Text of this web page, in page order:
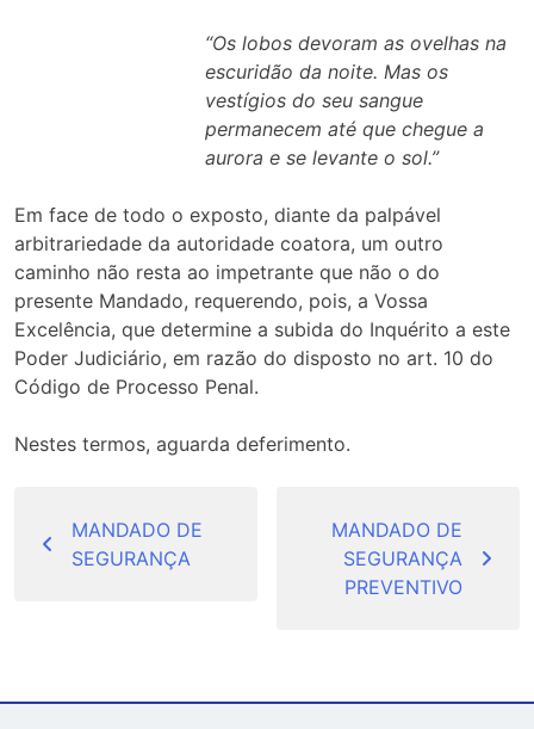
“Os lobos devoram as ovelhas na
escuridão da noite. Mas os
vestígios do seu sangue
permanecem até que chegue a
aurora e se levante o sol.”
Em face de todo o exposto, diante da palpável
arbitrariedade da autoridade coatora, um outro
caminho não resta ao impetrante que não o do
presente Mandado, requerendo, pois, a Vossa
Excelência, que determine a subida do Inquérito a este
Poder Judiciário, em razão do disposto no art. 10 do
Código de Processo Penal.
Nestes termos, aguarda deferimento.
de
Post
MANDADO DE
SEGURANÇA
MANDADO DE
SEGURANÇA
PREVENTIVO